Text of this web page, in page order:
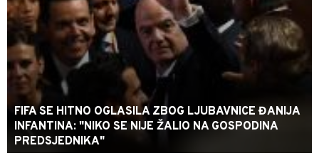
FIFA SE HITNO OGLASILA ZBOG LJUBAVNICE ĐANIJA
INFANTINA: "NIKO SE NIJE ŽALIO NA GOSPODINA
PREDSJEDNIKA"